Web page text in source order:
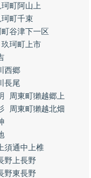
町阿山上
珂町千束
谷津下一区
玖珂町上市
西郷
長尾
周東町獺越郷上
周東町獺越北畑
須通中上椎
野上長野
野東長野